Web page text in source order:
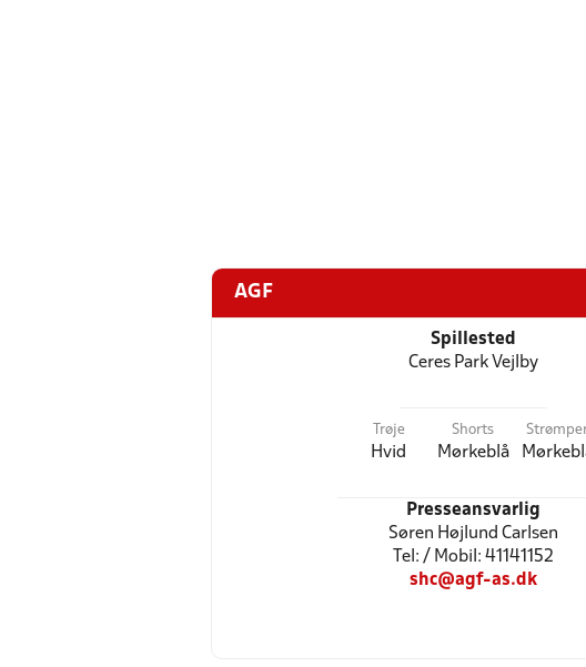
AGF
Spillested
Ceres Park Vejlby
Trøje
Hvid
Shorts
Mørkeblå
Presseansvarlig
Søren Højlund Carlsen
Tel: / Mobil: 41141152
shc@agf-as.dk